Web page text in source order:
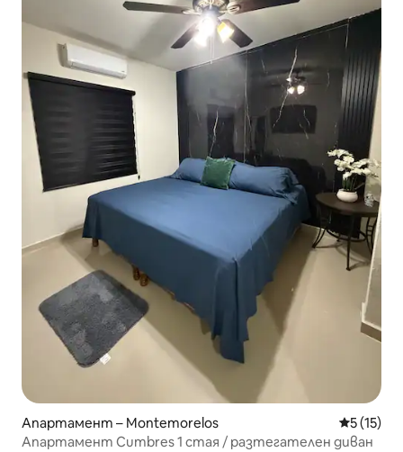
Апартамент – Montemorelos Средна
5 (15)
Апартамент Cumbres 1 стая / разтегателен диван